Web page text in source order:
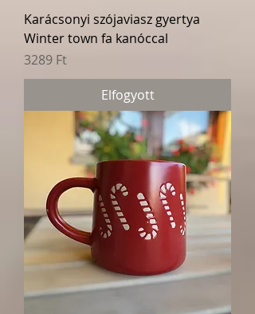
Karácsonyi szójaviasz gyertya
Winter town fa kanóccal
Ár
3289 Ft
Elfogyott